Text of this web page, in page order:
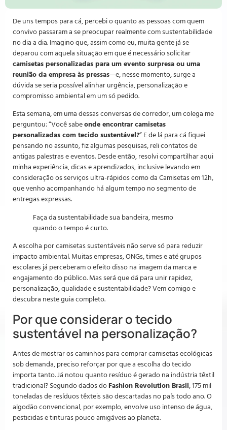
De uns tempos para cá, percebi o quanto as pessoas com quem
convivo passaram a se preocupar realmente com sustentabilidade
no dia a dia. Imagino que, assim como eu, muita gente já se
deparou com aquela situação em que é necessário solicitar
camisetas personalizadas para um evento surpresa ou uma
reunião da empresa às pressas—e, nesse momento, surge a
dúvida se seria possível alinhar urgência, personalização e
compromisso ambiental em um só pedido.
Esta semana, em uma dessas conversas de corredor, um colega me
perguntou: “Você sabeonde encontrar camisetas
personalizadas com tecido sustentável?” E de lá para cá fiquei
pensando no assunto, fiz algumas pesquisas, reli contatos de
antigas palestras e eventos. Desde então, resolvi compartilhar aqui
minha experiência, dicas e aprendizados, inclusive levando em
consideração os serviços ultra-rápidos como da Camisetas em 12h,
que venho acompanhando há algum tempo no segmento de
entregas expressas.
Faça da sustentabilidade sua bandeira, mesmo
quando o tempo é curto.
A escolha por camisetas sustentáveis não serve só para reduzir
impacto ambiental. Muitas empresas, ONGs, times e até grupos
escolares já perceberam o efeito disso na imagem da marca e
engajamento do público. Mas será que dá para unir rapidez,
personalização, qualidade e sustentabilidade? Vem comigo e
descubra neste guia completo.
Por que considerar o tecido
sustentável na personalização?
Antes de mostrar os caminhos para comprar camisetas ecológicas
sob demanda, preciso reforçar por que a escolha do tecido
importa tanto. Já notou quanto resíduo é gerado na indústria têxtil
tradicional? Segundo dados do Fashion Revolution Brasil, 175 mil
toneladas de resíduos têxteis são descartadas no país todo ano. O
algodão convencional, por exemplo, envolve uso intenso de água,
pesticidas e tinturas pouco amigáveis ao planeta.